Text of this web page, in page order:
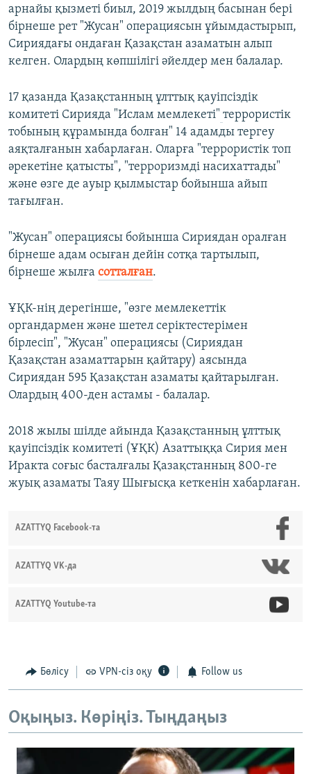
арнайы қызметі биыл, 2019 жылдың басынан бері
бірнеше рет "Жусан" операциясын ұйымдастырып,
Сириядағы ондаған Қазақстан азаматын алып
келген. Олардың көпшілігі әйелдер мен балалар.
17 қазанда Қазақстанның ұлттық қауіпсіздік
комитеті Сирияда "Ислам мемлекеті" террористік
тобының құрамында болған" 14 адамды тергеу
аяқталғанын хабарлаған. Оларға "террористік топ
әрекетіне қатысты", "терроризмді насихаттады"
және өзге де ауыр қылмыстар бойынша айып
тағылған.
"Жусан" операциясы бойынша Сириядан оралған
бірнеше адам осыған дейін сотқа тартылып,
бірнеше жылға сотталған.
ҰҚК-нің дерегінше, "өзге мемлекеттік
органдармен және шетел серіктестерімен
бірлесіп", "Жусан" операциясы (Сириядан
Қазақстан азаматтарын қайтару) аясында
Сириядан 595 Қазақстан азаматы қайтарылған.
Олардың 400-ден астамы - балалар.
2018 жылы шілде айында Қазақстанның ұлттық
қауіпсіздік комитеті (ҰҚК) Азаттыққа Сирия мен
Иракта соғыс басталғалы Қазақстанның 800-ге
жуық азаматы Таяу Шығысқа кеткенін хабарлаған.
AZATTYQ Facebook-та
AZATTYQ VK-да
AZATTYQ Youtube-та
Бөлісу VPN-сіз оқу Follow us
Оқыңыз. Көріңіз. Тыңдаңыз